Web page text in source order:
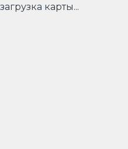
загрузка карты...